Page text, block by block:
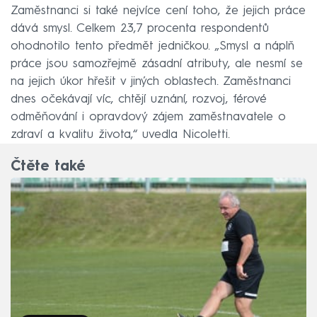
Zaměstnanci si také nejvíce cení toho, že jejich práce
dává smysl. Celkem 23,7 procenta respondentů
ohodnotilo tento předmět jedničkou. „Smysl a náplň
práce jsou samozřejmě zásadní atributy, ale nesmí se
na jejich úkor hřešit v jiných oblastech. Zaměstnanci
dnes očekávají víc, chtějí uznání, rozvoj, férové
odměňování i opravdový zájem zaměstnavatele o
zdraví a kvalitu života,“ uvedla Nicoletti.
Čtěte také